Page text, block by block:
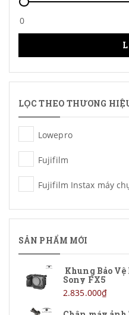
LỌC THEO THƯƠNG
Lowepro
Fujifilm
Fujifilm Instax máy
SẢN PHẨM MỚI
Khung Bảo
Sony FX5
2.835.000₫